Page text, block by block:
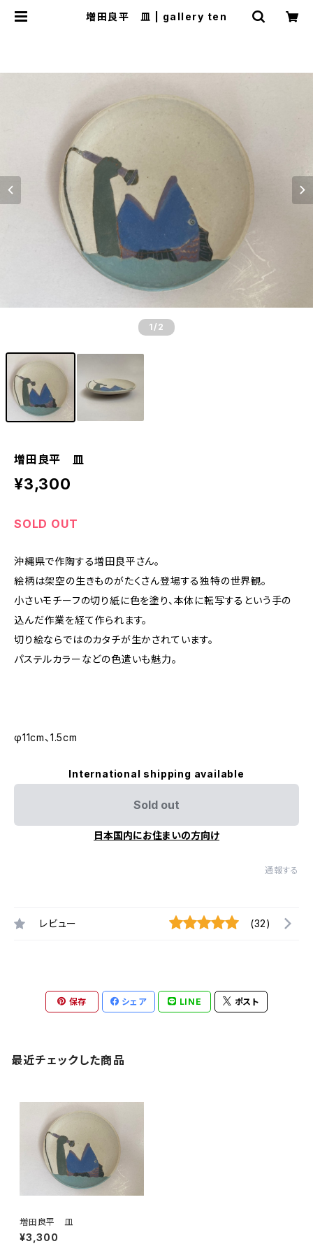
増田良平 皿 | gallery ten
1 /2
増田良平 皿
¥3,300
SOLD OUT
沖縄県で作陶する増田良平さん。
絵柄は架空の生きものがたくさん登場する独特の世界観。
小さいモチーフの切り紙に色を塗り、本体に転写するという手の
込んだ作業を経て作られます。
切り絵ならではのカタチが生かされています。
パステルカラーなどの色遣いも魅力。
φ11cm、1.5cm
International shipping available
Sold out
日本国内にお住まいの方向け
通報する
レビュー (32)
保存 シェア LINE ポスト
最近チェックした商品
増田良平 皿
¥3,300